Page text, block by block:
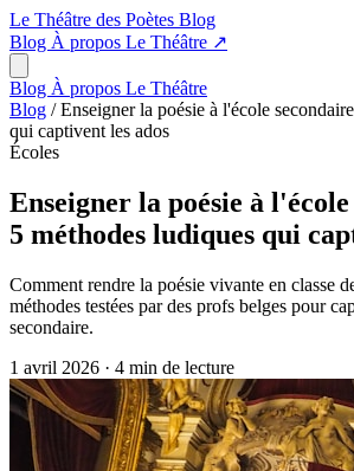
Le Théâtre des Poètes Blog
Blog À propos Le Théâtre ↗
Blog À propos Le Théâtre
Blog / Enseigner la poésie à l'école
qui captivent les ados
Écoles
Enseigner la poésie à
5 méthodes ludiques qui
Comment rendre la poésie vivante en classe
méthodes testées par des profs belges pour
secondaire.
1 avril 2026 · 4 min de lecture